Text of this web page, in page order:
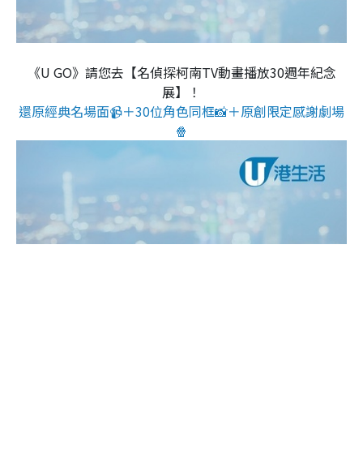
《U GO》請您去【名偵探柯南TV動畫播放30週年紀念
展】！
還原經典名場面📹＋30位角色同框📸＋原創限定感謝劇場
🍿